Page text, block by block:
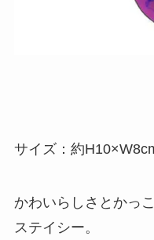
サイズ：約
かわいらしさとかっ
ステイシー。